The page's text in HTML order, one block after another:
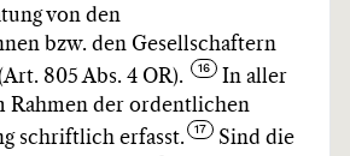
von den
bzw. den Gesellschaftern
805 Abs. 4 OR).
In aller
Rahmen der ordentlichen
schriftlich erfasst.
Sind die